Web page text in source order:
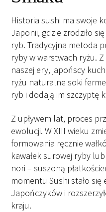
Historia sushi ma swoje
Japonii, gdzie zrodziło
ryb. Tradycyjna metoda
ryby w warstwach ryżu. Z
naszej ery, japońscy
ryżu naturalne soki
ryb i dodają im szczyptę
Z upływem lat, proces
ewolucji. W XIII wieku
formowania ręcznie
kawałek surowej ryby
nori – suszoną
momentu Sushi stało
Japończyków i
kraju.